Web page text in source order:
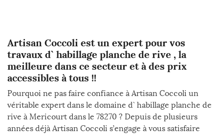
Artisan Coccoli est un expert pour vos
travaux d` habillage planche de rive , la
meilleure dans ce secteur et à des prix
accessibles à tous !!
Pourquoi ne pas faire confiance à Artisan Coccoli un
véritable expert dans le domaine d` habillage planche de
rive à Mericourt dans le 78270 ? Depuis de plusieurs
années déjà Artisan Coccoli s’engage à vous satisfaire